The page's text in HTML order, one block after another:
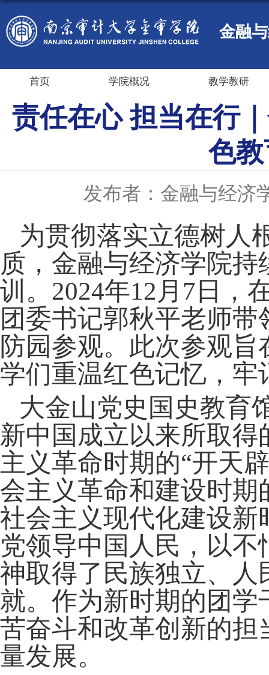
金融
首页 学院概况 教学教研
责任在心 担当在行
色
发布者：金融与经济
为贯彻落实立德树人
质，金融与经济学院
训。 2024年12 月 7 日，
团委书记郭秋平老师
防园参观。此次参观
学们重温红色记忆，牢
大金山党史国史教育
新中国成立以来所取得
主义革命时期的“开天
会主义革命和建设时期
社会主义现代化建设新
党领导中国人民，以
神取得了民族独立、
就。作为新时期的团
苦奋斗和改革创新的
量发展。